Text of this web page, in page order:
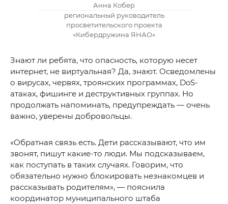
Анна Кобер
региональный руководитель
просветительского проекта
«Кибердружина ЯНАО»
Знают ли ребята, что опасность, которую несет
интернет, не виртуальная? Да, знают. Осведомлены
о вирусах, червях, троянских программах, DoS-
атаках, фишинге и деструктивных группах. Но
продолжать напоминать, предупреждать — очень
важно, уверены добровольцы.
«Обратная связь есть. Дети рассказывают, что им
звонят, пишут какие-то люди. Мы подсказываем,
как поступать в таких случаях. Говорим, что
обязательно нужно блокировать незнакомцев и
рассказывать родителям», — пояснила
координатор муниципального штаба